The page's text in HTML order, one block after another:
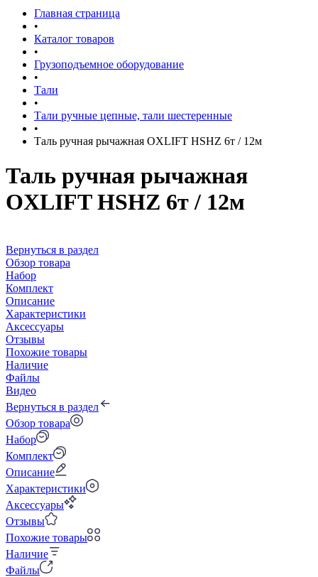
Главная страница
•
Каталог товаров
•
Грузоподъемное оборудование
•
Тали
•
Тали ручные цепные, тали шестеренные
•
Таль ручная рычажная OXLIFT HSHZ 6т / 12м
Таль ручная рычажная
OXLIFT HSHZ 6т / 12м
Вернуться в раздел
Обзор товара
Набор
Комплект
Описание
Характеристики
Аксессуары
Отзывы
Похожие товары
Наличие
Файлы
Видео
Вернуться в раздел
Обзор товара
Набор
Комплект
Описание
Характеристики
Аксессуары
Отзывы
Похожие товары
Наличие
Файлы